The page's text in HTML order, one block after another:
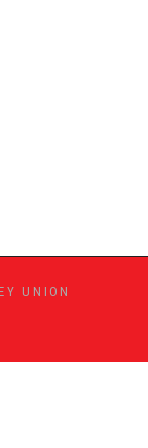
UNION